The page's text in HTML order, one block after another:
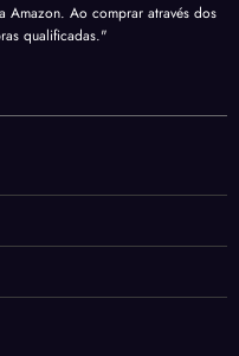
Amazon. Ao comprar através dos
qualificadas."